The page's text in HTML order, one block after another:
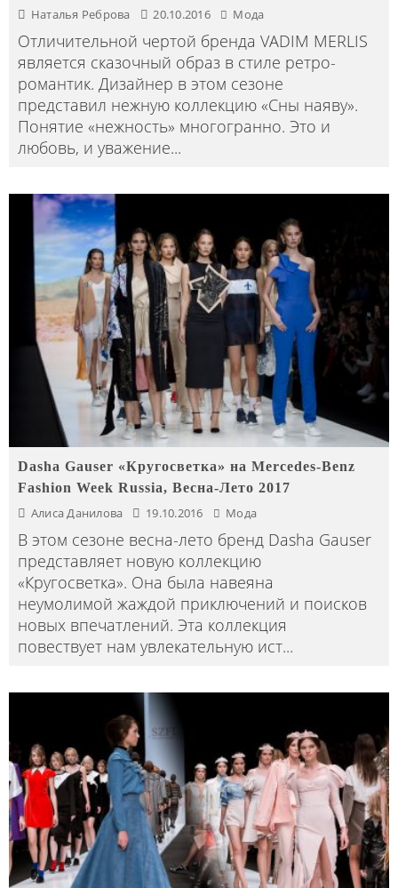
Наталья Реброва 20.10.2016 Мода
Отличительной чертой бренда VADIM MERLIS
является сказочный образ в стиле ретро-
романтик. Дизайнер в этом сезоне
представил нежную коллекцию «Сны наяву».
Понятие «нежность» многогранно. Это и
любовь, и уважение...
Dasha Gauser «Кругосветка» на Mercedes-Benz
Fashion Week Russia, Весна-Лето 2017
Алиса Данилова 19.10.2016 Мода
В этом сезоне весна-лето бренд Dasha Gauser
представляет новую коллекцию
«Кругосветка». Она была навеяна
неумолимой жаждой приключений и поисков
новых впечатлений. Эта коллекция
повествует нам увлекательную ист...